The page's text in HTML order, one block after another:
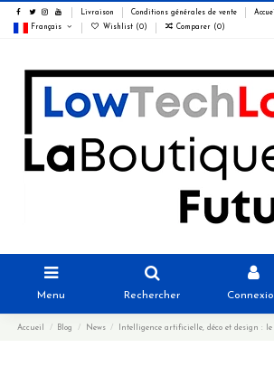
Livraison Conditions générales de vente Accueil
Français Wishlist (0) Comparer (0)
Menu Rechercher
Accueil Blog News Intelligence artificielle, déco et design : le